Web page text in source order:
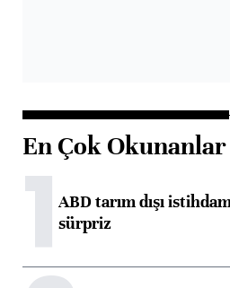
En Çok Okunanlar
1ABD tarım dışı
sürpriz